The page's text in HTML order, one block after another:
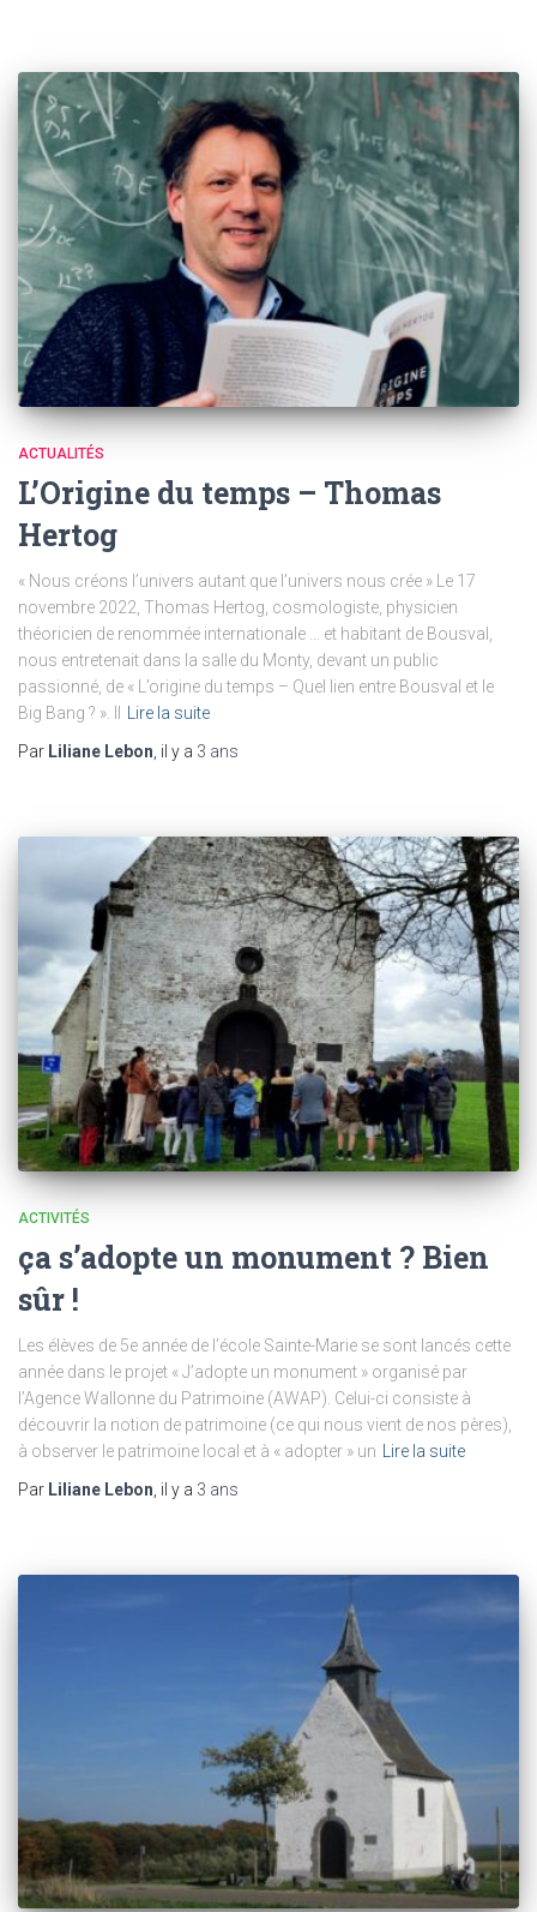
ACTUALITÉS
L’Origine du temps – Thomas
Hertog
« Nous créons l’univers autant que l’univers nous crée » Le 17
novembre 2022, Thomas Hertog, cosmologiste, physicien
théoricien de renommée internationale … et habitant de Bousval,
nous entretenait dans la salle du Monty, devant un public
passionné, de « L’origine du temps – Quel lien entre Bousval et le
Big Bang ? ». Il
Lire la suite
Par Liliane Lebon , il y a 3 ans
ACTIVITÉS
ça s’adopte un monument ? Bien
sûr !
Les élèves de 5e année de l’école Sainte-Marie se sont lancés cette
année dans le projet « J’adopte un monument » organisé par
l’Agence Wallonne du Patrimoine (AWAP). Celui-ci consiste à
découvrir la notion de patrimoine (ce qui nous vient de nos pères),
à observer le patrimoine local et à « adopter » un
Lire la suite
Par Liliane Lebon , il y a 3 ans